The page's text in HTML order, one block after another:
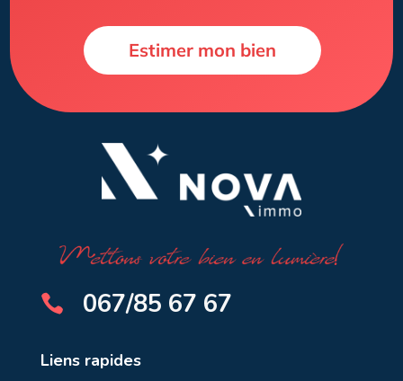
Estimer mon bien
 067/85 67 67
Liens rapides